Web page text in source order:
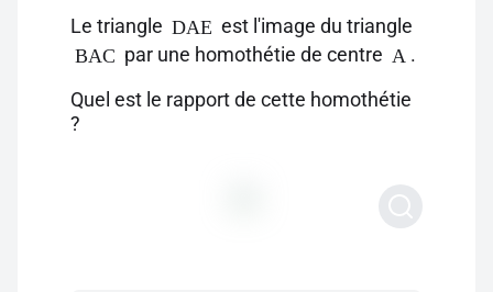
Le triangle DAE est l'image du triangle
BAC par une homothétie de centre A .
Quel est le rapport de cette homothétie
?